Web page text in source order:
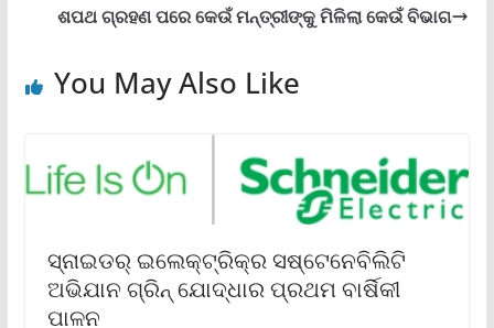
ଶପଥ ଗ୍ରହଣ ପରେ କେଉଁ ମନ୍ତ୍ରୀଙ୍କୁ ମିଳିଲା କେଉଁ ବିଭାଗ
You May Also Like
ସ୍ନାଇଡର୍ ଇଲେକ୍ଟ୍ରିକ୍‌ର ସଷ୍ଟେନେବିଲିଟି
ଅଭିଯାନ ଗ୍ରିନ୍ ଯୋଦ୍ଧାର ପ୍ରଥମ ବାର୍ଷିକୀ
ପାଳନ